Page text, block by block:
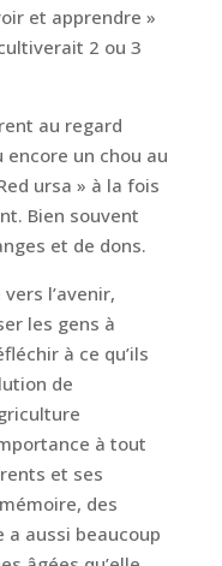
et apprendre »
2 ou 3
au regard
encore un chou au
ursa » à la fois
Bien souvent
et de dons.
l’avenir,
les gens à
à ce qu’ils
de
à tout
et ses
des
a aussi beaucoup